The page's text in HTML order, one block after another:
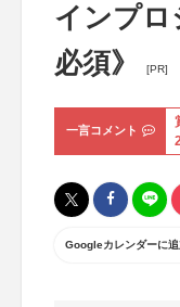
インプロ
必須》
[PR]
一言コメント
Googleカレンダーに